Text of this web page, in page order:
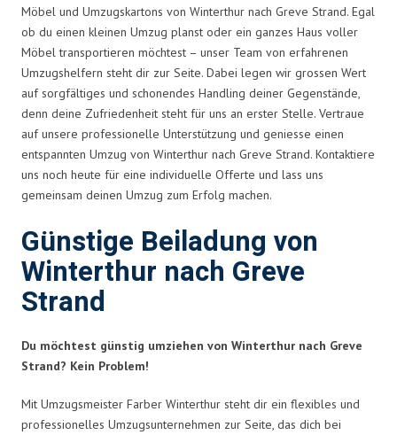
Möbel und Umzugskartons von Winterthur nach Greve Strand. Egal
ob du einen kleinen Umzug planst oder ein ganzes Haus voller
Möbel transportieren möchtest – unser Team von erfahrenen
Umzugshelfern steht dir zur Seite. Dabei legen wir grossen Wert
auf sorgfältiges und schonendes Handling deiner Gegenstände,
denn deine Zufriedenheit steht für uns an erster Stelle. Vertraue
auf unsere professionelle Unterstützung und geniesse einen
entspannten Umzug von Winterthur nach Greve Strand. Kontaktiere
uns noch heute für eine individuelle Offerte und lass uns
gemeinsam deinen Umzug zum Erfolg machen.
Günstige Beiladung von
Winterthur nach Greve
Strand
Du möchtest günstig umziehen von Winterthur nach Greve
Strand? Kein Problem!
Mit Umzugsmeister Farber Winterthur steht dir ein flexibles und
professionelles Umzugsunternehmen zur Seite, das dich bei